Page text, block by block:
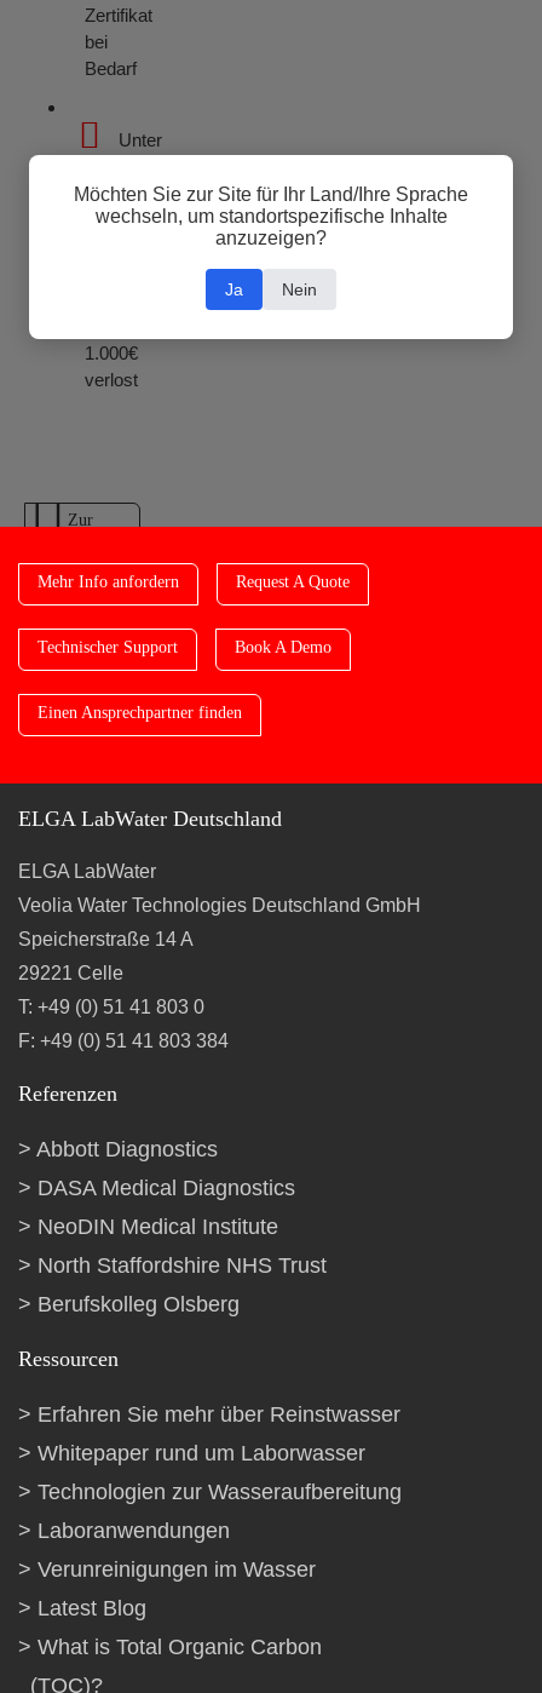
Zertifikat
bei
Bedarf
Unter
Besuchern
wird
1.000€
verlost
Zur
Website
Mehr Info anfordern
Request A Quote
Technischer Support Book A Demo
Einen Ansprechpartner finden
ELGA LabWater Deutschland
ELGA LabWater
Veolia Water Technologies Deutschland GmbH
Speicherstraße 14 A
29221 Celle
T: +49 (0) 51 41 803 0
F: +49 (0) 51 41 803 384
Referenzen
Abbott Diagnostics
DASA Medical Diagnostics
NeoDIN Medical Institute
North Staffordshire NHS Trust
Berufskolleg Olsberg
Ressourcen
Erfahren Sie mehr über Reinstwasser
Whitepaper rund um Laborwasser
Technologien zur Wasseraufbereitung
Laboranwendungen
Verunreinigungen im Wasser
Latest Blog
What is Total Organic Carbon
(TOC)?
Möchten Sie zur Site für Ihr Land/Ihre Sprache
wechseln, um standortspezifische Inhalte
anzuzeigen?
Ja Nein